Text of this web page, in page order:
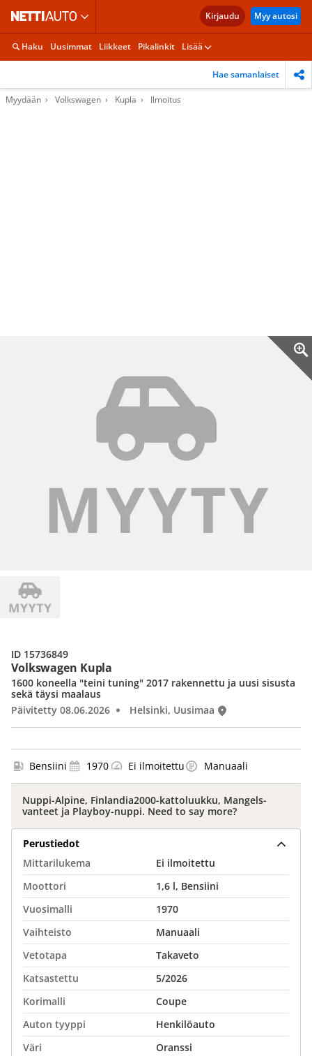
Kirjaudu Myy autosi
Haku Uusimmat Liikkeet Pikalinkit Lisää
Hae samanlaiset
Myydään Volkswagen Kupla Ilmoitus
Volkswagen Kupla
1600 koneella "teini tuning" 2017 rakennettu ja uusi sisusta
sekä täysi maalaus
Päivitetty 08.06.2026
Helsinki, Uusimaa
ID 15736849
Bensiini 1970 Ei ilmoitettu Manuaali
Nuppi-Alpine, Finlandia2000-kattoluukku, Mangels-
vanteet ja Playboy-nuppi. Need to say more?
Perustiedot
Mittarilukema
Ei ilmoitettu
Moottori
1,6 l, Bensiini
Vuosimalli
1970
Vaihteisto
Manuaali
Vetotapa
Takaveto
Katsastettu
5/2026
Korimalli
Coupe
Auton tyyppi
Henkilöauto
Väri
Oranssi